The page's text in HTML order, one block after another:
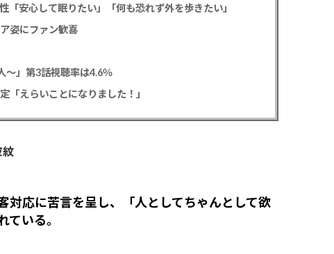
安心して眠りたい」「何も恐れず外を歩きたい」
姿にファン歓喜
」第3話視聴率は4.6％
えらいことになりました！」
紋
対応に苦言を呈し、「人としてちゃんとして欲
いる。